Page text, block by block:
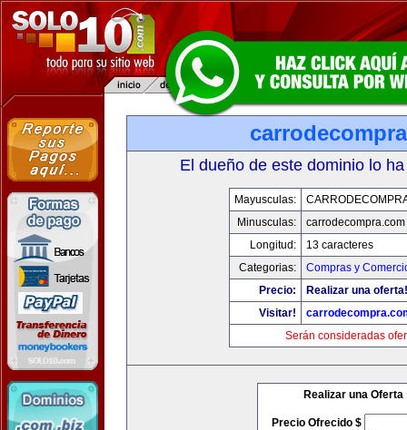
El dueño de este dominio lo
Mayusculas:
Minusculas:
carrodecompra.com
Longitud:
13 caracteres
Categorias:
Compras y
Precio:
Realizar una oferta!
Visitar!
Serán consideradas
Realizar una Oferta
Precio Ofrecido $